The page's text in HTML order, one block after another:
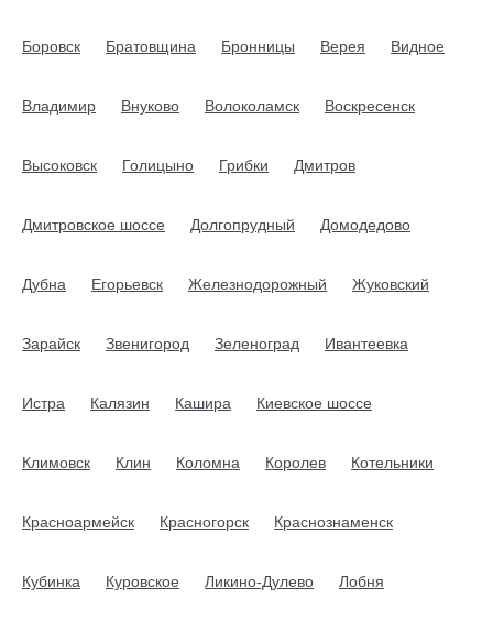
Боровск Братовщина Бронницы Верея Видное
Владимир Внуково Волоколамск Воскресенск
Высоковск Голицыно Грибки Дмитров
Дмитровское шоссе Долгопрудный Домодедово
Дубна Егорьевск Железнодорожный Жуковский
Зарайск Звенигород Зеленоград Ивантеевка
Истра Калязин Кашира Киевское шоссе
Климовск Клин Коломна Королев Котельники
Красноармейск Красногорск Краснознаменск
Кубинка Куровское Ликино-Дулево Лобня